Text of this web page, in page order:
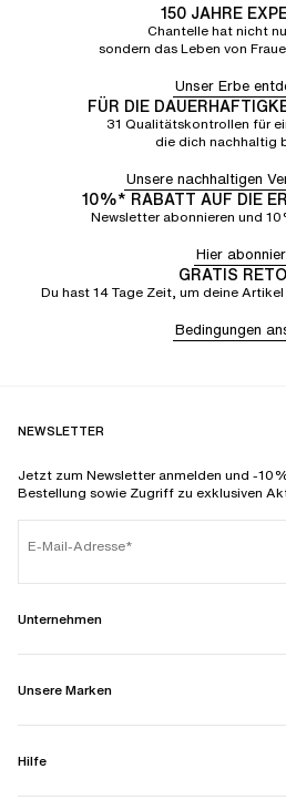
150 JAHRE
Chantelle hat nicht
sondern das Leben von
Unser Erbe
FÜR DIE
31 Qualitätskontrollen für
die dich nachhaltig
Unsere nachhaltigen
10%* RABATT AUF DIE
Newsletter abonnieren und
Hier
GRATIS
Du hast 14 Tage Zeit, um deine
Bedingungen
NEWSLETTER
Jetzt zum Newsletter anmelden und -
Bestellung sowie Zugriff zu exklusiven
E-Mail-Adresse
Unternehmen
Unsere Marken
Hilfe